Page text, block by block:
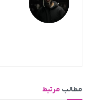
مطالب مرتبط